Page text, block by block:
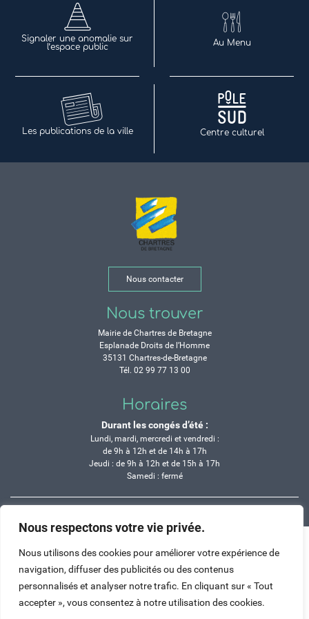
Nous respectons votre vie privée.
Nous utilisons des cookies pour améliorer votre expérience de
navigation, diffuser des publicités ou des contenus
personnalisés et analyser notre trafic. En cliquant sur « Tout
accepter », vous consentez à notre utilisation des cookies.
Signaler une anomalie sur
l’espace public
Au Menu
Les publications de la ville Centre culturel
Nous contacter
Nous trouver
Mairie de Chartres de Bretagne
Esplanade Droits de l’Homme
35131 Chartres-de-Bretagne
Tél. 02 99 77 13 00
Horaires
Durant les congés d’été :
Lundi, mardi, mercredi et vendredi :
de 9h à 12h et de 14h à 17h
Jeudi : de 9h à 12h et de 15h à 17h
Samedi : fermé
Haut de page